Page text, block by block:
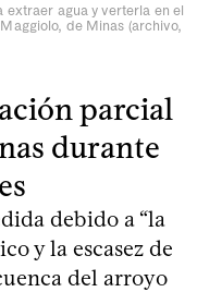
extraer agua y verterla en el
de Minas (archivo,
parcial
durante
debido a “la
y la escasez de
del arroyo